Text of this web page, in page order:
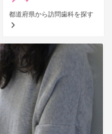
都道府県から訪問歯科を探す